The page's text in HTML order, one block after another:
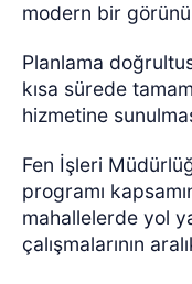
modern bir
Planlama
kısa sürede
hizmetine
Fen İşleri
programı
mahallelerde yol
çalışmalarının